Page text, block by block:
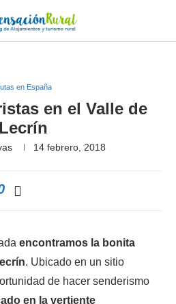
en España
en el Valle de
Lecrín
14 febrero, 2018
encontramos la bonita
. Ubicado en un sitio
de hacer senderismo
en la vertiente